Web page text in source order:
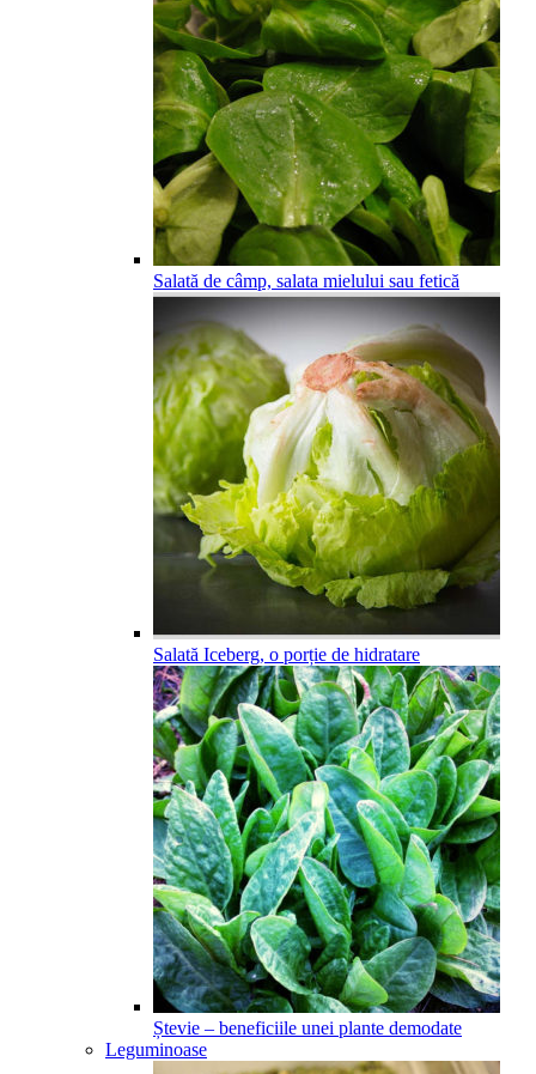
Salată de câmp, salata mielului sau fetică
Salată Iceberg, o porție de hidratare
Ștevie – beneficiile unei plante demodate
Leguminoase